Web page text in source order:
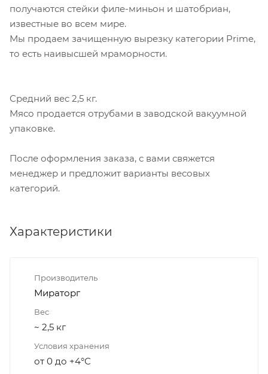
получаются стейки филе-миньон и шатобриан,
известные во всем мире.
Мы продаем зачищенную вырезку категории Prime,
то есть наивысшей мраморности.
Средний вес 2,5 кг.
Мясо продается отрубами в заводской вакуумной
упаковке.
После оформления заказа, с вами свяжется
менеджер и предложит варианты весовых
категорий.
Характеристики
Производитель
Мираторг
Вес
~ 2,5 кг
Условия хранения
от 0 до +4°С